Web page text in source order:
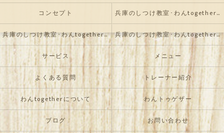
コンセプト 兵庫のしつけ教室･わんtogetherの口コミ情報
兵庫のしつけ教室･わんtogetherの評判 兵庫のしつけ教室･わんtogetherのお客様の声
サービス メニュー
よくある質問 トレーナー紹介
わんtogetherについて わんトゥゲザー
ブログ お問い合わせ